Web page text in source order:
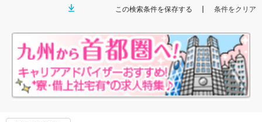
この検索条件を保存する 条件をクリア